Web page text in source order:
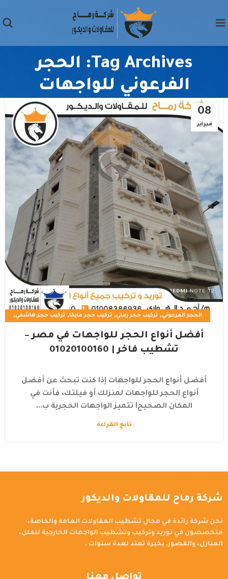
Tag Archives: الحجر
الفرعوني للواجهات
08
فبراير
الحجر الفرعوني, تركيب حجر رملي, تركيب حجر مايكا, تركيب حجر هاشمي,
تشطيب الواجهات الخارجية للڤلل
تشطيب الواجهات الخارجية للمنازل حجر الشست الفرعوني
ديكورات داخلية خارجية
أفضل أنواع الحجر للواجهات في مصر –
تشطيب فاخر | 01020100160
أفضل أنواع الحجر للواجهات إذا كنت تبحث عن أفضل
أنواع الحجر للواجهات لمنزلك أو فيلتك، فأنت في
المكان الصحيح! تتميز الواجهات الحجرية ب...
تابع القراءة
شركة رماح للمقاولات والديكور
نحن شركة رائدة في مجال تشطيب المقاولات العامة والخاصة،
متخصصون في توريد وتركيب وتشطيب الواجهات الخارجية للفلل،
المنازل، والقصور. بخبرة تمتد لعدة سنوات .